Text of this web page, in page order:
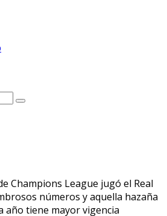
Champions League jugó el Real
números y aquella hazaña
año tiene mayor vigencia